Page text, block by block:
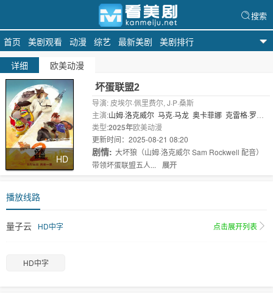
首页 美剧观看 动漫 综艺 最新美剧 美剧排行
搜索
详细 欧美动漫
HD
坏蛋联盟2
导演: 皮埃尔·佩里费尔, J·P·桑斯
主演:山姆·洛克威尔 马克·马龙 奥卡菲娜 克雷格·罗宾
森 安东尼·拉莫斯 莎姬·贝兹
雷昂 玛丽..
类型:2025年欧美动漫
更新时间：2025-08-21 08:20
剧情: 大坏狼（山姆·洛克威尔 Sam Rockwell 配音）
带领坏蛋联盟五人...
展开
播放线路
量子云 HD中字 点击展开列表
HD中字